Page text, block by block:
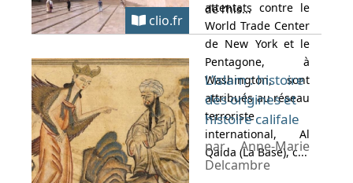
de l’his...
clio.fr
attentats contre le
World Trade Center
de New York et le
Pentagone, à
Washington, sont
attribués au réseau
terroriste
international, Al
Qaida (La Base), c...
L’islam : histoire
des origines et
histoire califale
par Anne-Marie
Delcambre